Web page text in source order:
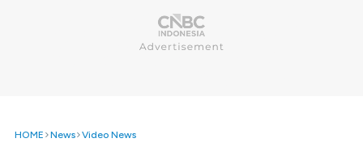
HOME News Video News